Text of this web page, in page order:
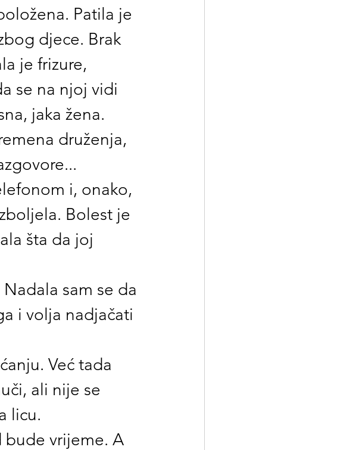
Patila je
djece. Brak
je frizure,
se na njoj vidi
jaka žena.
druženja,
i, onako,
Bolest je
šta da joj
sam se da
i volja nadjačati
Već tada
ali nije se
licu.
bude vrijeme. A